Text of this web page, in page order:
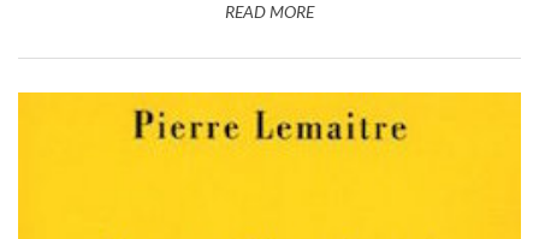
READ MORE